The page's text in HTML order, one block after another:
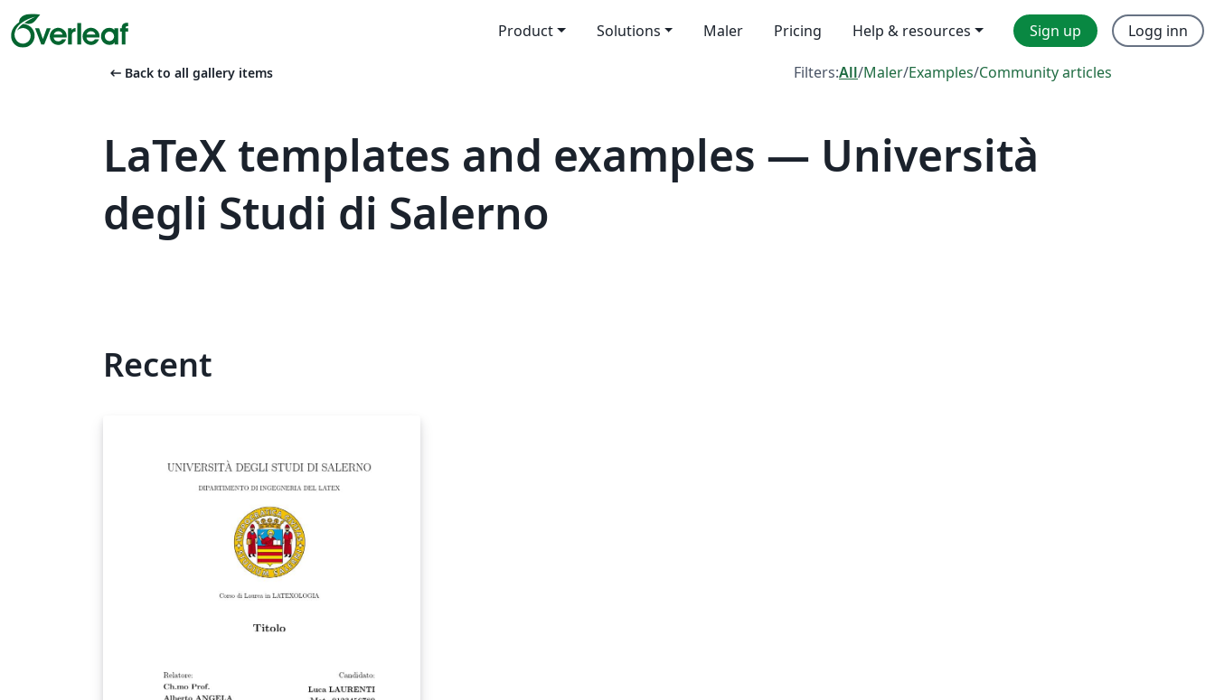
Product Solutions Maler Pricing Help & resources Sign up Logg inn
arrow_left_alt Back to all gallery items Filters:All/Maler/Examples/Community articles
LaTeX templates and examples — Università
degli Studi di Salerno
Recent